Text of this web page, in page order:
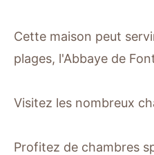
Cette maison peut
plages, l'Abbaye de
Visitez les nombreux
Profitez de chambres